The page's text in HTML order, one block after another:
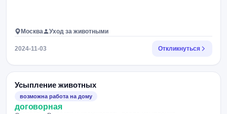
Москва Уход за животными
2024-11-03 Откликнуться
Усыпление животных
возможна работа на дому
договорная